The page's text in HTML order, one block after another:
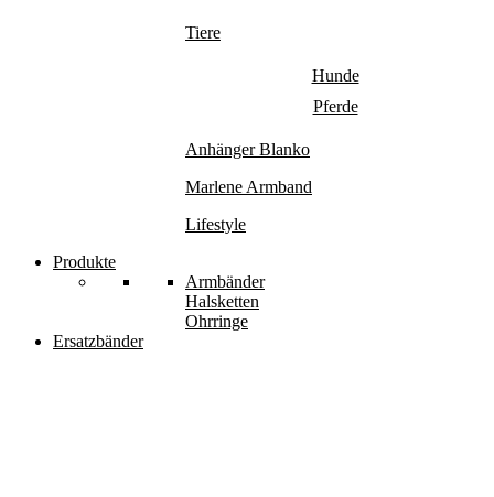
Tiere
Hunde
Pferde
Anhänger Blanko
Marlene Armband
Lifestyle
Produkte
Armbänder
Halsketten
Ohrringe
Ersatzbänder